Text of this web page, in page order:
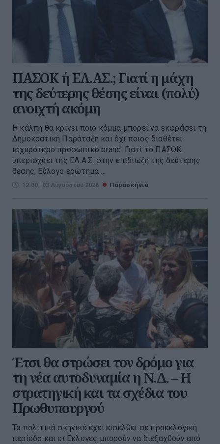
ΠΑΣΟΚ ή ΕΛ.ΑΣ.; Γιατί η μάχη
της δεύτερης θέσης είναι (πολύ)
ανοιχτή ακόμη
Η κάλπη θα κρίνει ποιο κόμμα μπορεί να εκφράσει τη
Δημοκρατική Παράταξη και όχι ποιος διαθέτει
ισχυρότερο προσωπικό brand. Γιατί το ΠΑΣΟΚ
υπερισχύει της ΕΛ.Α.Σ. στην επιδίωξη της δεύτερης
θέσης; Εύλογο ερώτημα ...
12:00 | 03 Αυγούστου 2026 Παρασκήνιο
Έτσι θα στρώσει τον δρόμο για
τη νέα αυτοδυναμία η Ν.Δ. – Η
στρατηγική και τα σχέδια του
Πρωθυπουργού
Το πολιτικό σκηνικό έχει εισέλθει σε προεκλογική
περίοδο και οι Εκλογές μπορούν να διεξαχθούν από